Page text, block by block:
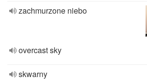
zachmurzone niebo
overcast sky
skwarny